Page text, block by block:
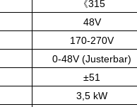
《315
48V
170-270V
0-48V (Justerbar)
±51
3,5 kW